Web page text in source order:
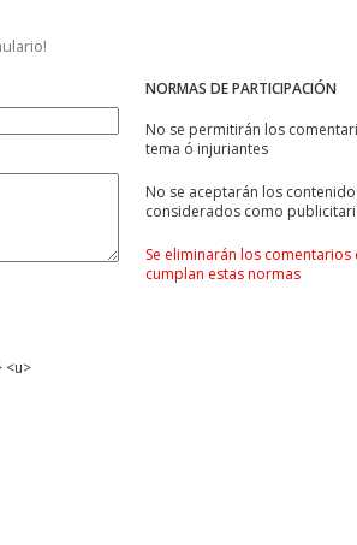
NORMAS DE PARTICIPACIÓN
No se permitirán los
tema ó injuriantes
No se aceptarán los
considerados como
Se eliminarán los comentarios
cumplan estas normas
<u>